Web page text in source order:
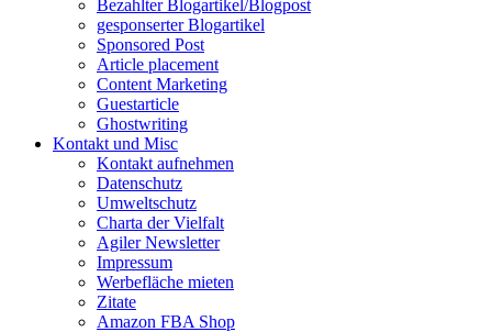
Bezahlter Blogartikel/Blogpost
gesponserter Blogartikel
Sponsored Post
Article placement
Content Marketing
Guestarticle
Ghostwriting
Kontakt und Misc
Kontakt aufnehmen
Datenschutz
Umweltschutz
Charta der Vielfalt
Agiler Newsletter
Impressum
Werbefläche mieten
Zitate
Amazon FBA Shop